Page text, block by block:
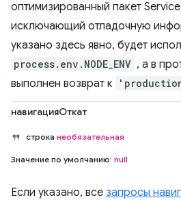
оптимизированный пакет
исключающий отладочную
указано здесь явно, будет
process.env.NODE_ENV , а в
выполнен возврат к
навигацияОткат
строка необязательная
Значение по умолчанию: null
Если указано, все запросы